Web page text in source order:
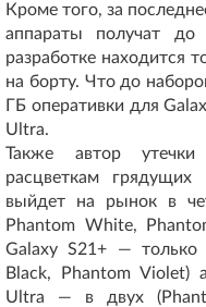
Кроме того, за
аппараты получат
разработке находится
на борту. Что до
ГБ оперативки для
Ultra.
Также автор
расцветкам грядущих
выйдет на рынок в
Phantom White,
Galaxy S21+ — только
Black, Phantom Violet)
Ultra — в двух